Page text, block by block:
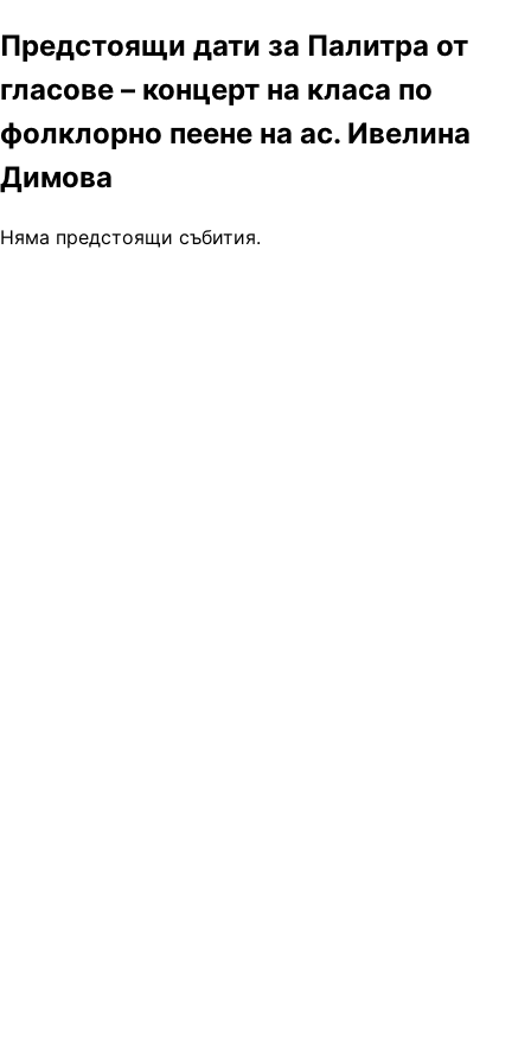
Предстоящи дати за Палитра от
гласове – концерт на класа по
фолклорно пеене на ас. Ивелина
Димова
Няма предстоящи събития.